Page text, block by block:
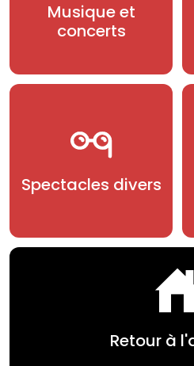
Musique et
concerts
Spectacles divers
Retour à